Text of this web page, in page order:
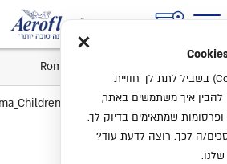
×
אנחנו משתמשים בעוגיות (Cookies) בשביל לתת לך חוויית
להבין איך משתמשים באתר,
שמתאימים בדיוק לך.
ה לכך. רוצה לדעת עוד?